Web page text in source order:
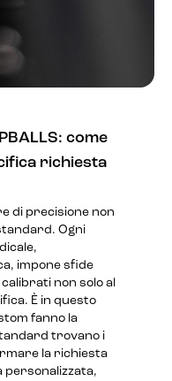
come
richiesta
di precisione non
Ogni
impone sfide
non solo al
È in questo
fanno la
trovano i
la richiesta
personalizzata,